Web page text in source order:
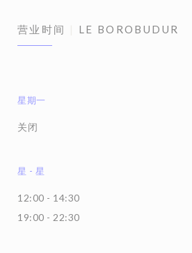
营业时间 LE BOROBUDUR
星期一
关闭
星 - 星
12:00 - 14:30
19:00 - 22:30